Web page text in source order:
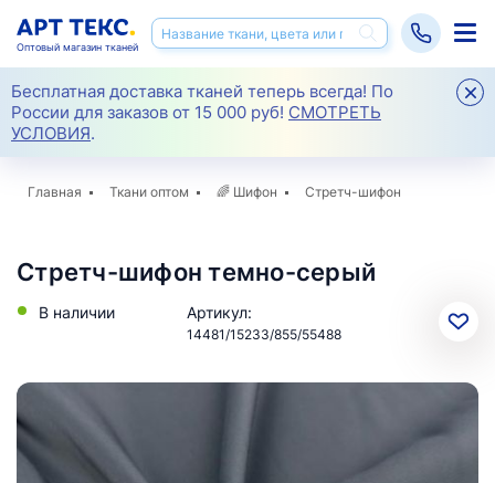
Бесплатная доставка тканей теперь всегда! По
России для заказов от 15 000 руб! СМОТРЕТЬ
УСЛОВИЯ.
Оптовый магазин тканей
Главная Ткани оптом 🌈 Шифон Стретч-шифон
Стретч-шифон темно-серый
В наличии Артикул:
14481/15233/855/55488